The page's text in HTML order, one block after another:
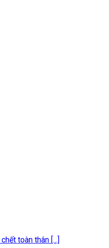
toàn thân [...]